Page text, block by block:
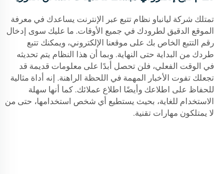
تمتلك شركة ليانباو نظام تتبع عبر الإنترنت يساعدك في معرفة
الموقع الدقيق لطرودك في جميع الأوقات. ما عليك سوى إدخال
رقم التتبع الخاص بك على موقعنا الإلكتروني، ويمكنك تتبع
طردك من البداية حتى النهاية. وبما أن هذا النظام يتم تحديثه
في الوقت الفعلي، فلن تحصل أبدًا على معلومات قديمة قد
تجعلك تفوت الأخبار المهمة في اللحظة الراهنة. إنه أداة مثالية
للحفاظ على اطلاعك وأيضًا اطلاع عملائك. كما أنها سهلة
الاستخدام للغاية، بحيث يستطيع أي شخص استخدامها، حتى من
لا يمتلكون مهارات تقنية.